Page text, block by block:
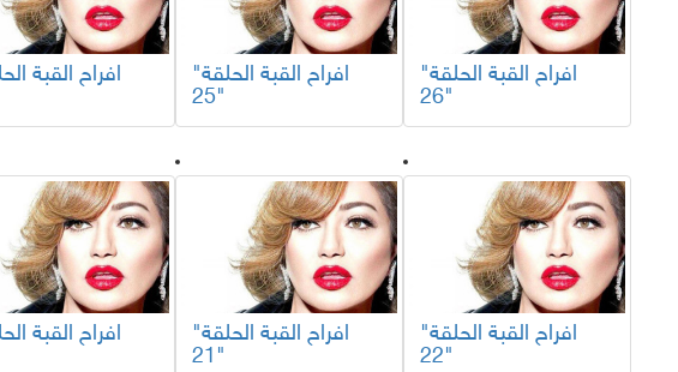
مسلسلات عالمية مواهب ومسابقات برامج تلفزيون
"افراح القبة الحلقة
26"
"افراح القبة الحلقة
25"
"افراح القبة الحلقة
22"
"افراح القبة الحلقة
21"